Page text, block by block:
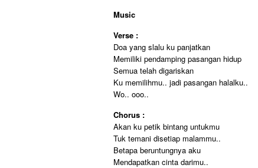
Music
Verse :
Doa yang slalu ku panjatkan
Memiliki pendamping pasangan hidup
Semua telah digariskan
Ku memilihmu.. jadi pasangan halalku..
Wo.. ooo..
Chorus :
Akan ku petik bintang untukmu
Tuk temani disetiap malammu..
Betapa beruntungnya aku
Mendapatkan cinta darimu..